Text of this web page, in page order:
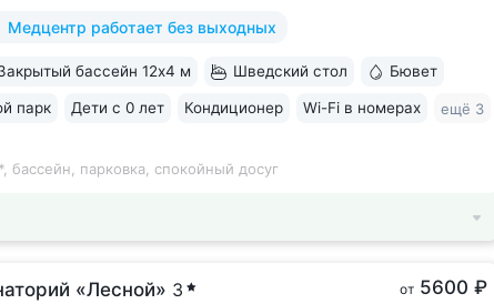
велодорожками, фотозоной,
набережная озера с зонами
Медцентр работает без выходных
бассейн 12х4 м Шведский стол Бювет
парк Дети с 0 лет Кондиционер Wi-Fi в номерах ещё 3
парковка, спокойный досуг
«Лесной» 3 от 5600 ₽